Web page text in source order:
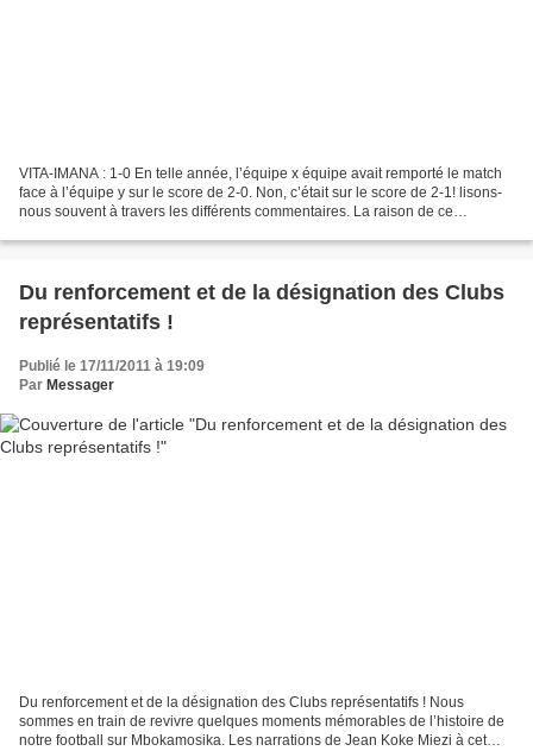
VITA-IMANA : 1-0 En telle année, l’équipe x équipe avait remporté le match
face à l’équipe y sur le score de 2-0. Non, c’était sur le score de 2-1! lisons-
nous souvent à travers les différents commentaires. La raison de ce
Du renforcement et de la désignation des Clubs
représentatifs !
Publié le 17/11/2011 à 19:09
Par Messager
Du renforcement et de la désignation des Clubs représentatifs ! Nous
sommes en train de revivre quelques moments mémorables de l’histoire de
notre football sur Mbokamosika. Les narrations de Jean Koke Miezi à cet